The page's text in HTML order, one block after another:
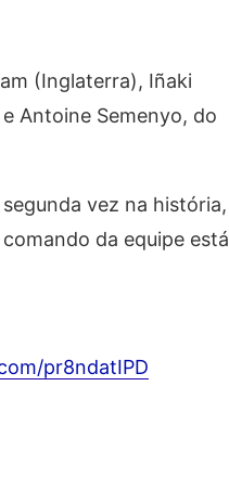
(Inglaterra), Iñaki
Antoine Semenyo, do
vez na história,
da equipe está
pr8ndatIPD